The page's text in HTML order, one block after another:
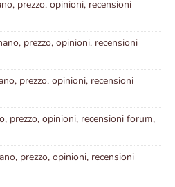
prezzo, opinioni, recensioni
prezzo, opinioni, recensioni
prezzo, opinioni, recensioni
prezzo, opinioni, recensioni forum,
prezzo, opinioni, recensioni